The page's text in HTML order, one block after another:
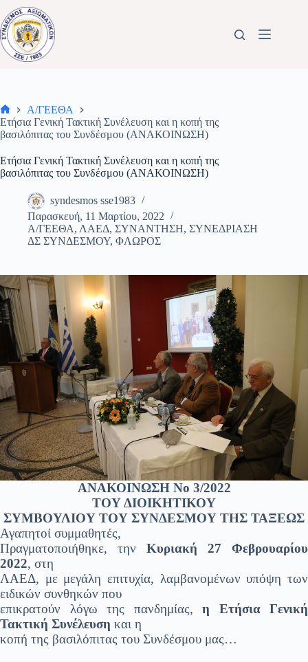
Μετάβαση
στο
περιεχόμενο
Αρχική
σελίδα
Α/ΓΕΕΘΑ
Ετήσια Γενική Τακτική Συνέλευση και η κοπή της
βασιλόπιτας του Συνδέσμου (ΑΝΑΚΟΙΝΩΣΗ)
Ετήσια Γενική Τακτική Συνέλευση και η κοπή της
βασιλόπιτας του Συνδέσμου (ΑΝΑΚΟΙΝΩΣΗ)
syndesmos sse1983
Παρασκευή, 11 Μαρτίου, 2022
Α/ΓΕΕΘΑ, ΛΑΕΔ, ΣΥΝΑΝΤΗΣΗ, ΣΥΝΕΔΡΙΑΣΗ
ΔΣ ΣΥΝΔΕΣΜΟΥ, ΦΛΩΡΟΣ
ΑΝΑΚΟΙΝΩΣΗ Νο 3/2022
ΤΟΥ ΔΙΟΙΚΗΤΙΚΟΥ
ΣΥΜΒΟΥΛΙΟΥ ΤΟΥ ΣΥΝΔΕΣΜΟΥ ΤΗΣ ΤΑΞΕΩΣ
Αγαπητοί συμμαθητές,
Πραγματοποιήθηκε, την Κυριακή 27 Φεβρουαρίου
2022, στη
ΛΑΕΔ, με μεγάλη επιτυχία, λαμβανομένων υπόψη των
ειδικών συνθηκών που
επικρατούν λόγω της πανδημίας, η Ετήσια Γενική
Τακτική Συνέλευση και η
κοπή της βασιλόπιτας του Συνδέσμου μας…